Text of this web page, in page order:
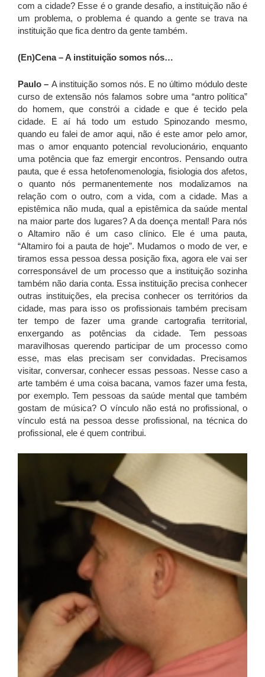
com a cidade? Esse é o grande desafio, a instituição não é
um problema, o problema é quando a gente se trava na
instituição que fica dentro da gente também.
(En)Cena – A instituição somos nós…
Paulo – A instituição somos nós. E no último módulo deste
curso de extensão nós falamos sobre uma “antro política”
do homem, que constrói a cidade e que é tecido pela
cidade. E aí há todo um estudo Spinozando mesmo,
quando eu falei de amor aqui, não é este amor pelo amor,
mas o amor enquanto potencial revolucionário, enquanto
uma potência que faz emergir encontros. Pensando outra
pauta, que é essa hetofenomenologia, fisiologia dos afetos,
o quanto nós permanentemente nos modalizamos na
relação com o outro, com a vida, com a cidade. Mas a
epistêmica não muda, qual a epistêmica da saúde mental
na maior parte dos lugares? A da doença mental! Para nós
o Altamiro não é um caso clínico. Ele é uma pauta,
“Altamiro foi a pauta de hoje”. Mudamos o modo de ver, e
tiramos essa pessoa dessa posição fixa, agora ele vai ser
corresponsável de um processo que a instituição sozinha
também não daria conta. Essa instituição precisa conhecer
outras instituições, ela precisa conhecer os territórios da
cidade, mas para isso os profissionais também precisam
ter tempo de fazer uma grande cartografia territorial,
enxergando as potências da cidade. Tem pessoas
maravilhosas querendo participar de um processo como
esse, mas elas precisam ser convidadas. Precisamos
visitar, conversar, conhecer essas pessoas. Nesse caso a
arte também é uma coisa bacana, vamos fazer uma festa,
por exemplo. Tem pessoas da saúde mental que também
gostam de música? O vínculo não está no profissional, o
vínculo está na pessoa desse profissional, na técnica do
profissional, ele é quem contribui.